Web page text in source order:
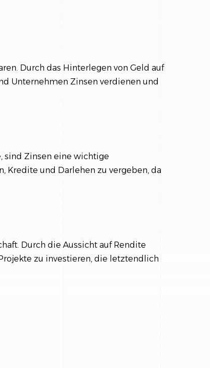
Durch das Hinterlegen von Geld auf
Unternehmen Zinsen verdienen und
sind Zinsen eine wichtige
Kredite und Darlehen zu vergeben, da
Durch die Aussicht auf Rendite
zu investieren, die letztendlich